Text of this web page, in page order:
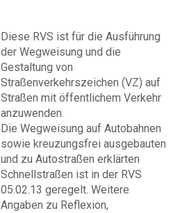
Diese RVS ist für die Ausführung
der Wegweisung und die
Gestaltung von
Straßenverkehrszeichen (VZ) auf
Straßen mit öffentlichem Verkehr
anzuwenden.
Die Wegweisung auf Autobahnen
sowie kreuzungsfrei ausgebauten
und zu Autostraßen erklärten
Schnellstraßen ist in der RVS
05.02.13 geregelt. Weitere
Angaben zu Reflexion,